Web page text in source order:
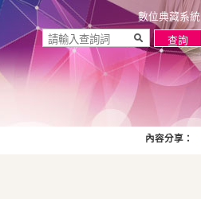
數位典藏系統
內容分享：